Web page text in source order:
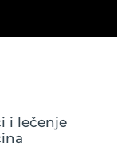
i lečenje